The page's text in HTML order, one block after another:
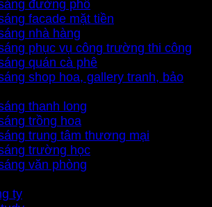
đường phố
facade mặt tiền
nhà hàng
phục vụ công trường thi công
quán cà phê
shop hoa, gallery tranh, bảo
thanh long
trồng hoa
trung tâm thương mại
trường học
văn phòng
ty